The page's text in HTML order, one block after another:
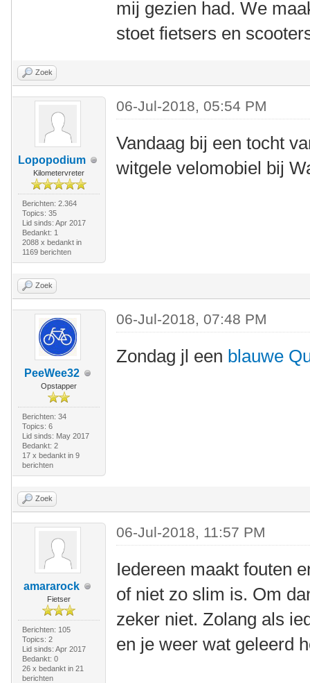
mij gezien had. We
stoet fietsers en
Zoek
Lopopodium
Kilometervreter
Berichten: 2.364
Topics: 35
Lid sinds: Apr 2017
Bedankt: 1
2088 x bedankt in
1169 berichten
06-Jul-2018, 05:54 PM
Vandaag bij een tocht
witgele velomobiel bij
Zoek
PeeWee32
Opstapper
Berichten: 34
Topics: 6
Lid sinds: May 2017
Bedankt: 2
17 x bedankt in 9
berichten
06-Jul-2018, 07:48 PM
Zondag jl een blauwe
Zoek
amararock
Fietser
Berichten: 105
Topics: 2
Lid sinds: Apr 2017
Bedankt: 0
26 x bedankt in 21
berichten
06-Jul-2018, 11:57 PM
Iedereen maakt fouten
of niet zo slim is. Om
zeker niet. Zolang als
en je weer wat geleerd